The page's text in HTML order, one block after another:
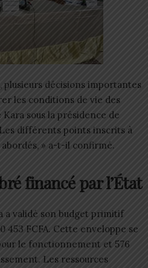
plusieurs décisions importantes
les conditions de vie des
sous la présidence de
différents points inscrits à
» a-t-il confirmé.
financé par l’État
a validé son budget primitif
453 FCFA. Cette enveloppe se
pour le fonctionnement et 576
Les ressources